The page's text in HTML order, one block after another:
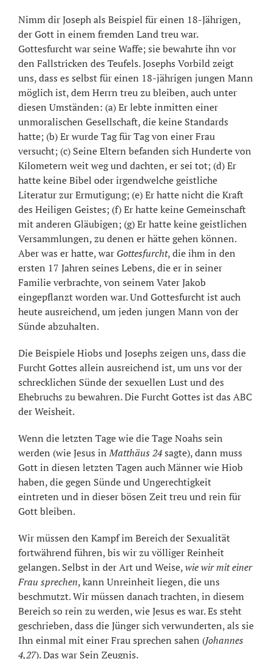
Nimm dir Joseph als Beispiel für einen 18-Jährigen,
der Gott in einem fremden Land treu war.
Gottesfurcht war seine Waffe; sie bewahrte ihn vor
den Fallstricken des Teufels. Josephs Vorbild zeigt
uns, dass es selbst für einen 18-jährigen jungen Mann
möglich ist, dem Herrn treu zu bleiben, auch unter
diesen Umständen: (a) Er lebte inmitten einer
unmoralischen Gesellschaft, die keine Standards
hatte; (b) Er wurde Tag für Tag von einer Frau
versucht; (c) Seine Eltern befanden sich Hunderte von
Kilometern weit weg und dachten, er sei tot; (d) Er
hatte keine Bibel oder irgendwelche geistliche
Literatur zur Ermutigung; (e) Er hatte nicht die Kraft
des Heiligen Geistes; (f) Er hatte keine Gemeinschaft
mit anderen Gläubigen; (g) Er hatte keine geistlichen
Versammlungen, zu denen er hätte gehen können.
Aber was er hatte, war Gottesfurcht, die ihm in den
ersten 17 Jahren seines Lebens, die er in seiner
Familie verbrachte, von seinem Vater Jakob
eingepflanzt worden war. Und Gottesfurcht ist auch
heute ausreichend, um jeden jungen Mann von der
Sünde abzuhalten.
Die Beispiele Hiobs und Josephs zeigen uns, dass die
Furcht Gottes allein ausreichend ist, um uns vor der
schrecklichen Sünde der sexuellen Lust und des
Ehebruchs zu bewahren. Die Furcht Gottes ist das ABC
der Weisheit.
Wenn die letzten Tage wie die Tage Noahs sein
werden (wie Jesus inMatthäus 24sagte), dann muss
Gott in diesen letzten Tagen auch Männer wie Hiob
haben, die gegen Sünde und Ungerechtigkeit
eintreten und in dieser bösen Zeit treu und rein für
Gott bleiben.
Wir müssen den Kampf im Bereich der Sexualität
fortwährend führen, bis wir zu völliger Reinheit
gelangen. Selbst in der Art und Weise,wie wir mit einer
Frau sprechen, kann Unreinheit liegen, die uns
beschmutzt. Wir müssen danach trachten, in diesem
Bereich so rein zu werden, wie Jesus es war. Es steht
geschrieben, dass die Jünger sich verwunderten, als sie
Ihn einmal mit einer Frau sprechen sahen (Johannes
4,27). Das war Sein Zeugnis.